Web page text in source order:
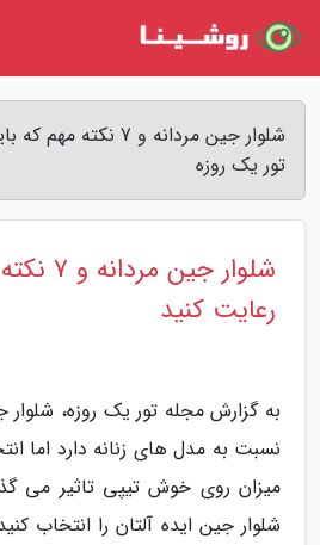
شلوار جین مردانه و 7
تور یک روزه
شلوار
رعایت کنید
به گزارش مجله تور یک روزه، شلوار
نسبت به مدل های زنانه دارد اما
میزان روی خوش تیپی تاثیر می
شلوار جین ایده آلتان را انتخاب